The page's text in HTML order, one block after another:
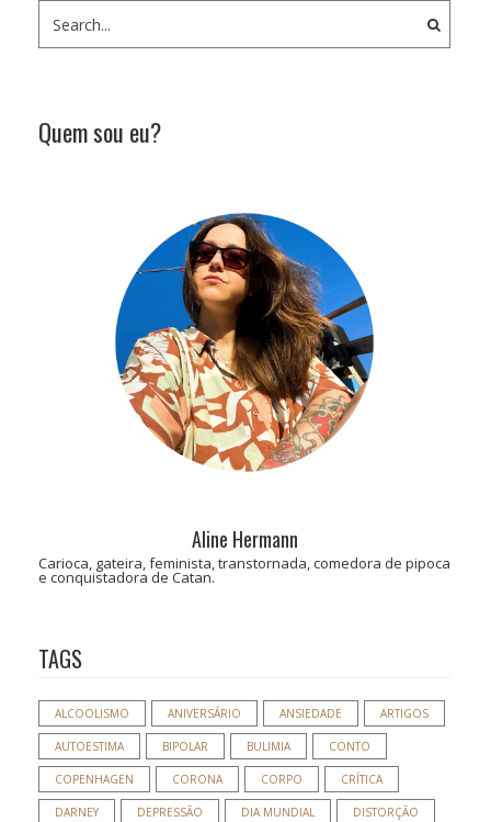
Quem sou eu?
Aline Hermann
Carioca, gateira, feminista, transtornada, comedora de pipoca
e conquistadora de Catan.
TAGS
ALCOOLISMO ANIVERSÁRIO ANSIEDADE ARTIGOS
AUTOESTIMA BIPOLAR BULIMIA CONTO
COPENHAGEN CORONA CORPO CRÍTICA
DARNEY DEPRESSÃO DIA MUNDIAL DISTORÇÃO